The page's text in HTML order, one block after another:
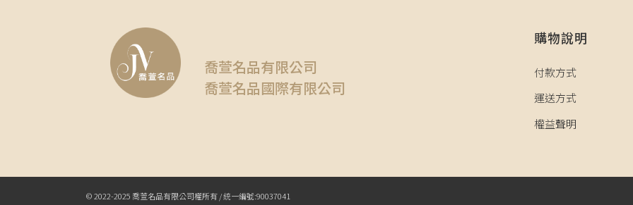
喬萱名品有限公司
喬萱名品國際有限公司
購物說明
付款方式
運送方式
權益聲明
© 2022-2025 喬萱名品有限公司權所有 / 統一編號:90037041